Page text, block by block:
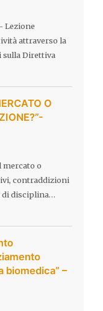
Lezione
attraverso la
Direttiva
O
mercato o
contraddizioni
di disciplina…
biomedica” –